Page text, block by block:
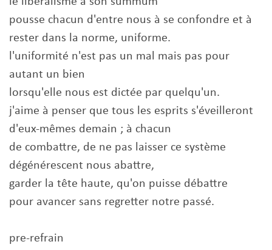
pousse chacun d'entre nous à se confondre et à
rester dans la norme, uniforme.
l'uniformité n'est pas un mal mais pas pour
autant un bien
lorsqu'elle nous est dictée par quelqu'un.
j'aime à penser que tous les esprits s'éveilleront
d'eux-mêmes demain ; à chacun
de combattre, de ne pas laisser ce système
dégénérescent nous abattre,
garder la tête haute, qu'on puisse débattre
pour avancer sans regretter notre passé.
pre-refrain